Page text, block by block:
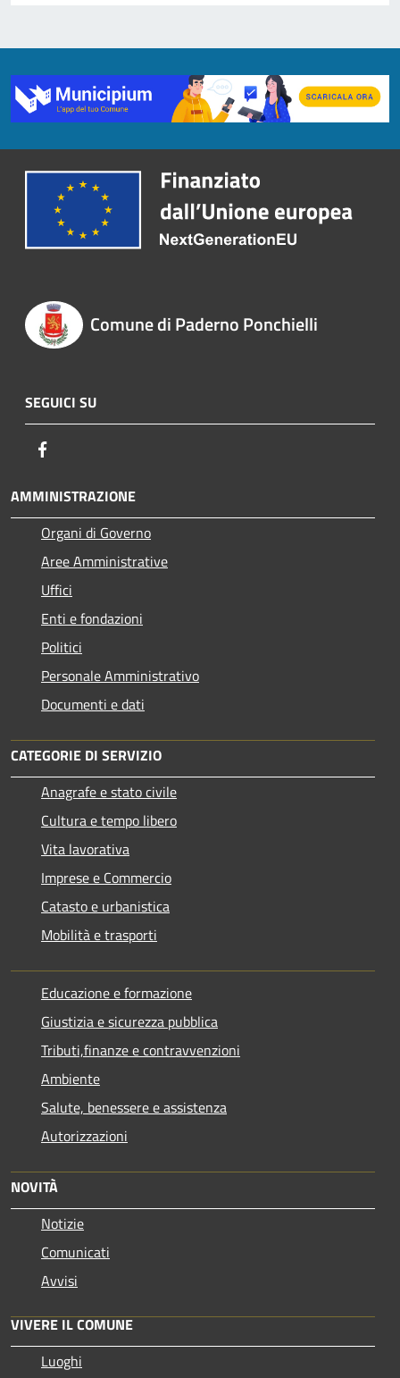
Comune di Paderno Ponchielli
SEGUICI SU
AMMINISTRAZIONE
Organi di Governo
Aree Amministrative
Uffici
Enti e fondazioni
Politici
Personale Amministrativo
Documenti e dati
CATEGORIE DI SERVIZIO
Anagrafe e stato civile
Cultura e tempo libero
Vita lavorativa
Imprese e Commercio
Catasto e urbanistica
Mobilità e trasporti
Educazione e formazione
Giustizia e sicurezza pubblica
Tributi,finanze e contravvenzioni
Ambiente
Salute, benessere e assistenza
Autorizzazioni
NOVITÀ
Notizie
Comunicati
Avvisi
VIVERE IL COMUNE
Luoghi